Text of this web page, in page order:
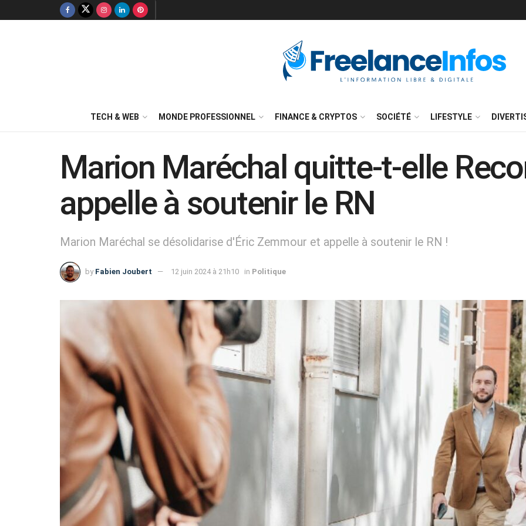
TECH & WEB MONDE PROFESSIONNEL FINANCE & CRYPTOS SOCIÉTÉ LIFESTYLE
Marion Maréchal quitte-t-elle
appelle à soutenir le RN
Marion Maréchal se désolidarise d'Éric Zemmour et appelle à soutenir le RN !
by Fabien Joubert 12 juin 2024 à 21h10 in Politique